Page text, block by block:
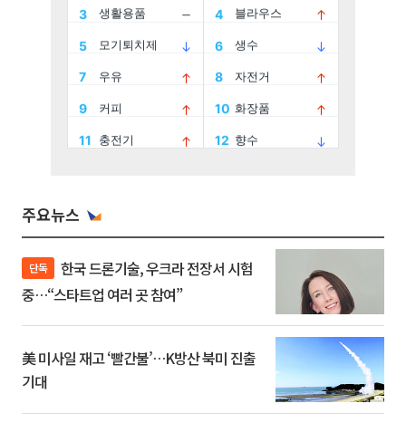
주요뉴스
단독
중…“스타트업 여러 곳 참여”
美 미사일 재고 ‘빨간불’…K방산 북미 진출
기대